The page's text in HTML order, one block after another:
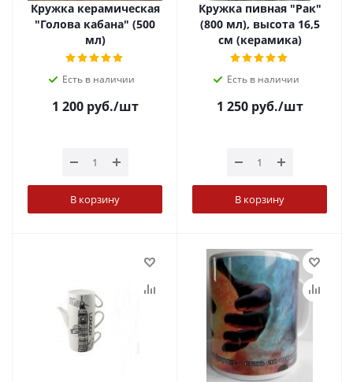
Кружка керамическая
"Голова кабана" (500
мл)
Есть в наличии
1 200руб./шт
В корзину
Кружка пивная "Рак"
(800 мл), высота 16,5
см (керамика)
Есть в наличии
1 250руб./шт
В корзину